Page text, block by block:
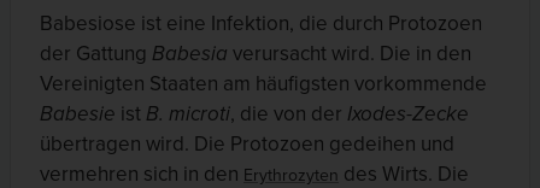
Babesiose ist eine Infektion, die durch Protozoen
der Gattung Babesia verursacht wird. Die in den
Vereinigten Staaten am häufigsten vorkommende
Babesie ist B. microti, die von der Ixodes-Zecke
übertragen wird. Die Protozoen gedeihen und
vermehren sich in den Erythrozyten des Wirts. Die